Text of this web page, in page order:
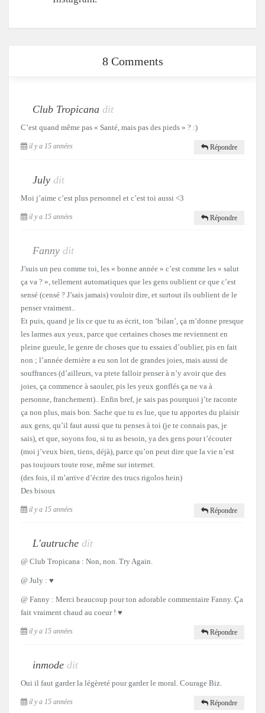
8 Comments
Club Tropicana dit
C’est quand même pas « Santé, mais pas des pieds » ? :)
il y a 15 années Répondre
July dit
Moi j’aime c’est plus personnel et c’est toi aussi <3
il y a 15 années Répondre
Fanny dit
J’suis un peu comme toi, les « bonne année » c’est comme les « salut
ça va ? », tellement automatiques que les gens oublient ce que c’est
sensé (censé ? J’sais jamais) vouloir dire, et surtout ils oublient de le
penser vraiment..
Et puis, quand je lis ce que tu as écrit, ton ‘bilan’, ça m’donne presque
les larmes aux yeux, parce que certaines choses me reviennent en
pleine gueule, le genre de choses que tu essaies d’oublier, pis en fait
non ; l’année dernière a eu son lot de grandes joies, mais aussi de
souffrances (d’ailleurs, va ptete falloir penser à n’y avoir que des
joies, ça commence à saouler, pis les yeux gonflés ça ne va à
personne, franchement).. Enfin bref, je sais pas pourquoi j’te raconte
ça non plus, mais bon. Sache que tu es lue, que tu apportes du plaisir
aux gens, qu’il faut aussi que tu penses à toi (je te connais pas, je
sais), et que, soyons fou, si tu as besoin, ya des gens pour t’écouter
(moi j’veux bien, tiens, déjà), parce qu’on peut dire que la vie n’est
pas toujours toute rose, même sur internet.
(des fois, il m’arrive d’écrire des trucs rigolos hein)
Des bisous
il y a 15 années Répondre
L'autruche dit
@ Club Tropicana : Non, non. Try Again.
@ July : ♥
@ Fanny : Merci beaucoup pour ton adorable commentaire Fanny. Ça
fait vraiment chaud au coeur ! ♥
il y a 15 années Répondre
inmode dit
Oui il faut garder la légèreté pour garder le moral. Courage Biz.
il y a 15 années Répondre